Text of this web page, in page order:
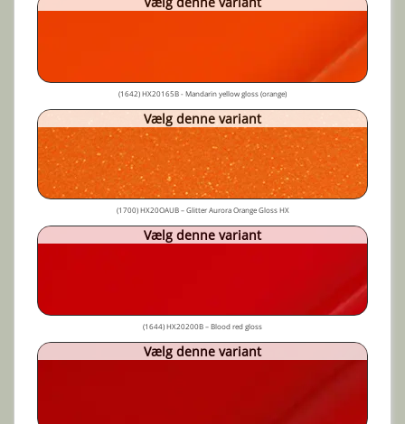
(1642) HX20165B - Mandarin yellow gloss (orange)
Vælg denne variant
(1700) HX20OAUB – Glitter Aurora Orange Gloss HX
Vælg denne variant
(1644) HX20200B – Blood red gloss
Vælg denne variant